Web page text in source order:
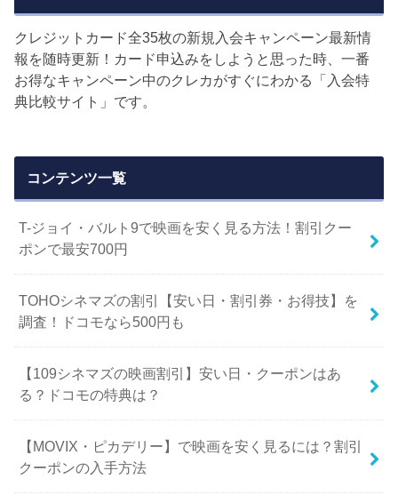
クレジットカード全35枚の新規入会キャンペーン最新情
報を随時更新！カード申込みをしようと思った時、一番
お得なキャンペーン中のクレカがすぐにわかる「入会特
典比較サイト」です。
コンテンツ一覧
T-ジョイ・バルト9で映画を安く見る方法！割引クー
ポンで最安700円
TOHOシネマズの割引【安い日・割引券・お得技】を
調査！ドコモなら500円も
【109シネマズの映画割引】安い日・クーポンはあ
る？ドコモの特典は？
【MOVIX・ピカデリー】で映画を安く見るには？割引
クーポンの入手方法